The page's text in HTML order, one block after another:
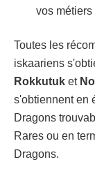
vos métiers
Toutes les
iskaariens
Rokkutuk et
s'obtiennent en
Dragons
Rares ou en
Dragons.